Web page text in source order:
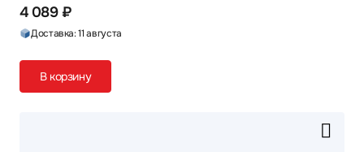
4 089 ₽
Доставка: 11 августа
В корзину